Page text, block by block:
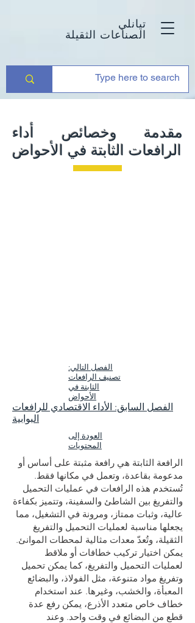
تيانلي
الصناعات الثقيلة
مقدمة وخصائص أداء
الرافعات الثابتة في الأحواض
الفصل التالي:
تصنيف الرافعات
الثابتة في
الأحواض
الفصل السابق: الأداء الاقتصادي للرافعات
البوابية
العودة إلى
المحتويات
الرافعة الثابتة هي رافعة مثبتة على أساس أو
مدعومة بقاعدة، وتعمل في مكانها فقط.
تُستخدم هذه الرافعات في عمليات التحميل
والتفريغ بين الشاطئ والسفينة، وتتميز بكفاءة
عالية، وثبات ممتاز، ومرونة في التشغيل، مما
يجعلها مناسبة لعمليات التحميل والتفريغ
الثقيلة، وتُعدّ معدات مثالية لمحطات الموانئ.
يمكن اختيار تركيب خطافات أو ملاقط
لعمليات التحميل والتفريغ، كما يمكن تحميل
وتفريغ مواد متنوعة، مثل الفولاذ، والبضائع
المعبأة، والخشب، وغيرها. عند استخدام
خطاف خاص متعدد الأذرع، يمكن رفع عدة
قطع من البضائع في وقت واحد. وعند